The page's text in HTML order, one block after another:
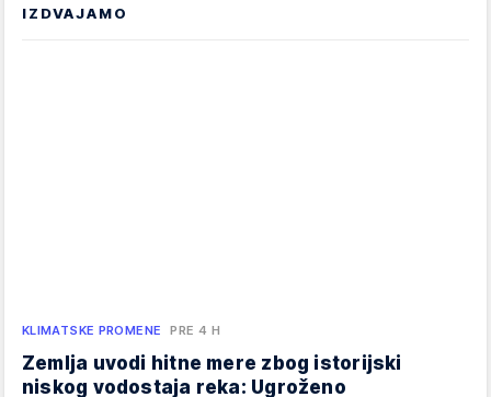
IZDVAJAMO
KLIMATSKE PROMENE PRE 4 H
Zemlja uvodi hitne mere zbog istorijski
niskog vodostaja reka: Ugroženo